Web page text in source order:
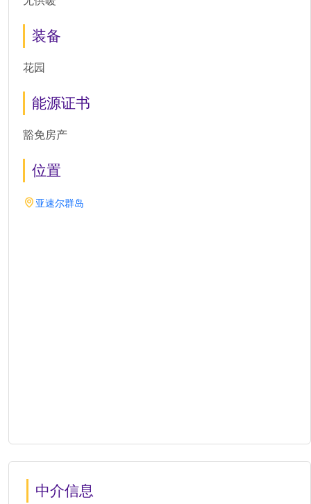
装备
花园
能源证书
豁免房产
位置
亚速尔群岛
中介信息